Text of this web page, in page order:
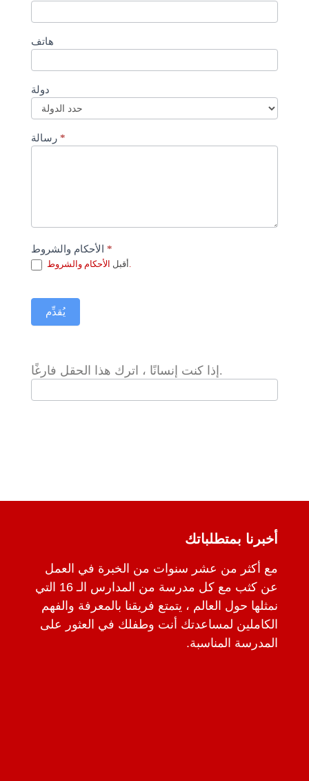
*
*
أقبل الأحكام والشروط.
يُقدِّم
إذا كنت إنسانًا ، اترك هذا الحقل فارغًا.
أخبرنا بمتطلباتك
مع أكثر من عشر سنوات من الخبرة في العمل
عن كثب مع كل مدرسة من المدارس الـ 16 التي
نمثلها حول العالم ، يتمتع فريقنا بالمعرفة والفهم
الكاملين لمساعدتك أنت وطفلك في العثور على
المدرسة المناسبة.